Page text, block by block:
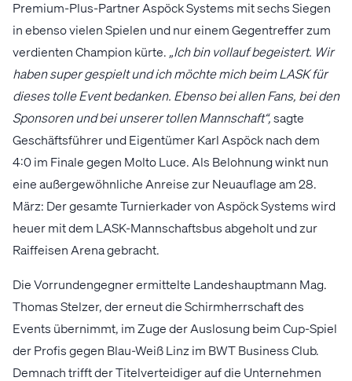
Premium-Plus-Partner Aspöck Systems mit sechs Siegen
in ebenso vielen Spielen und nur einem Gegentreffer zum
verdienten Champion kürte. „Ich bin vollauf begeistert. Wir
haben super gespielt und ich möchte mich beim LASK für
dieses tolle Event bedanken. Ebenso bei allen Fans, bei den
Sponsoren und bei unserer tollen Mannschaft“,sagte
Geschäftsführer und Eigentümer Karl Aspöck nach dem
4:0 im Finale gegen Molto Luce. Als Belohnung winkt nun
eine außergewöhnliche Anreise zur Neuauflage am 28.
März: Der gesamte Turnierkader von Aspöck Systems wird
heuer mit dem LASK-Mannschaftsbus abgeholt und zur
Raiffeisen Arena gebracht.
Die Vorrundengegner ermittelte Landeshauptmann Mag.
Thomas Stelzer, der erneut die Schirmherrschaft des
Events übernimmt, im Zuge der Auslosung beim Cup-Spiel
der Profis gegen Blau-Weiß Linz im BWT Business Club.
Demnach trifft der Titelverteidiger auf die Unternehmen